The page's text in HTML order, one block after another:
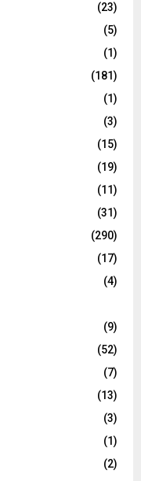
(23)
(5)
(1)
(181)
(1)
(3)
(15)
(19)
(11)
(31)
(290)
(17)
(4)
(9)
(52)
(7)
(13)
(3)
(1)
(2)